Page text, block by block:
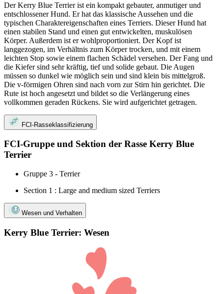
Der Kerry Blue Terrier ist ein kompakt gebauter, anmutiger und
entschlossener Hund. Er hat das klassische Aussehen und die
typischen Charaktereigenschaften eines Terriers. Dieser Hund hat
einen stabilen Stand und einen gut entwickelten, muskulösen
Körper. Außerdem ist er wohlproportioniert. Der Kopf ist
langgezogen, im Verhältnis zum Körper trocken, und mit einem
leichten Stop sowie einem flachen Schädel versehen. Der Fang und
die Kiefer sind sehr kräftig, tief und solide gebaut. Die Augen
müssen so dunkel wie möglich sein und sind klein bis mittelgroß.
Die v-förmigen Ohren sind nach vorn zur Stirn hin gerichtet. Die
Rute ist hoch angesetzt und bildet so die Verlängerung eines
vollkommen geraden Rückens. Sie wird aufgerichtet getragen.
FCI-Rasseklassifizierung
FCI-Gruppe und Sektion der Rasse Kerry Blue
Terrier
Gruppe 3 - Terrier
Section 1 : Large and medium sized Terriers
Wesen und Verhalten
Kerry Blue Terrier: Wesen